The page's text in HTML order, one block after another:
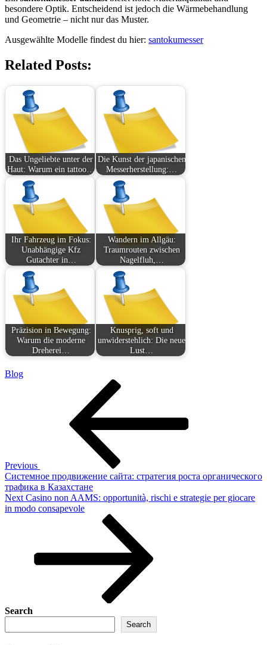
besondere Optik. Entscheidend ist jedoch die Wärmebehandlung
und Geometrie – nicht nur das Muster.
Ausgewählte Modelle findest du hier: santokumesser
Related Posts:
Das Ungeliebte unter der
Haut: Warum ein tattoo…
Die Kunst der japanischen
Messerherstellung:…
Ihr Fahrzeug im Fokus:
Unabhängige Kfz
Gutachter in…
Wandern im Allgäu:
Traumrouten zwischen
Nagelfluh,…
Präzision in Bewegung:
Warum die moderne
Dreherei…
Knusprig, soft und
unwiderstehlich: Die neue
Lust…
Blog
Previous
Системное продвижение сайта: стратегия роста органического
трафика в Казахстане
Next
Post
Next Casino non AAMS: opportunità, rischi e strategie per giocare
in modo consapevole
Search
Search